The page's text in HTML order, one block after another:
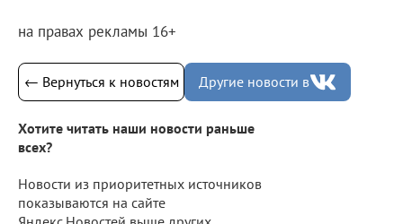
на правах рекламы 16+
← Вернуться к новостям Другие новости в
Хотите читать наши новости раньше
всех?
Новости из приоритетных источников
показываются на сайте